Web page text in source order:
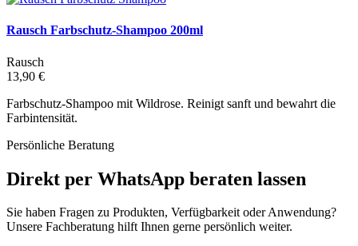
Rausch Farbschutz-Shampoo 200ml
Rausch
13,90 €
Farbschutz-Shampoo mit Wildrose. Reinigt sanft und bewahrt die
Farbintensität.
Persönliche Beratung
Direkt per WhatsApp beraten lassen
Sie haben Fragen zu Produkten, Verfügbarkeit oder Anwendung?
Unsere Fachberatung hilft Ihnen gerne persönlich weiter.